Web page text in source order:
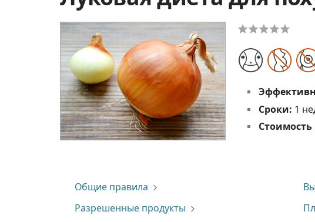
Сроки: 1
Стоимость
Общие правила
Разрешенные продукты